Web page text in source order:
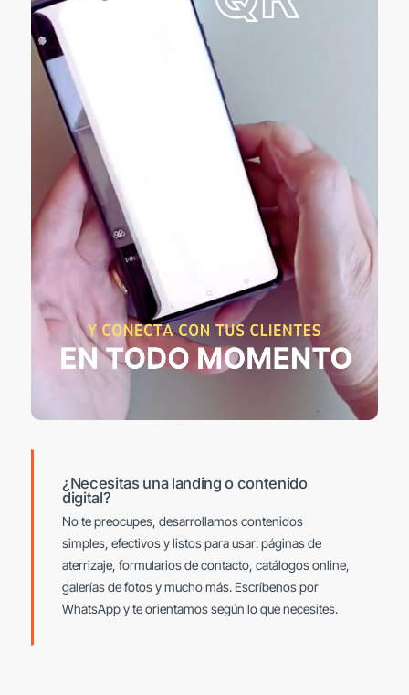
¿Necesitas una landing o contenido
digital?
No te preocupes, desarrollamos contenidos
simples, efectivos y listos para usar: páginas de
aterrizaje, formularios de contacto, catálogos online,
galerías de fotos y mucho más. Escríbenos por
WhatsApp y te orientamos según lo que necesites.